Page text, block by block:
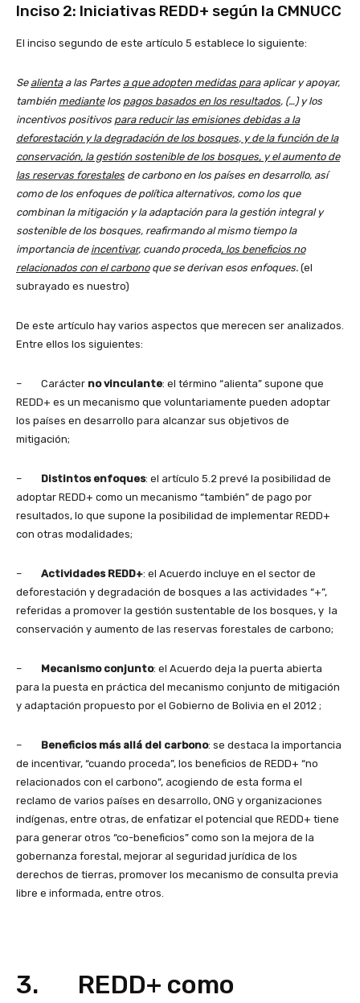
Inciso 2: Iniciativas REDD+ según la CMNUCC
El inciso segundo de este artículo 5 establece lo siguiente:
Se alientaa las Partes a que adopten medidas paraaplicar y apoyar,
también mediantelos pagos basados en los resultados, (…) y los
incentivos positivos para reducir las emisiones debidas a la
deforestación y la degradación de los bosques, y de la función de la
conservación, la gestión sostenible de los bosques, y el aumento de
las reservas forestales de carbono en los países en desarrollo, así
como de los enfoques de política alternativos, como los que
combinan la mitigación y la adaptación para la gestión integral y
sostenible de los bosques, reafirmando al mismo tiempo la
importancia de incentivar, cuando proceda, los beneficios no
relacionados con el carbonoque se derivan esos enfoques. (el
subrayado es nuestro)
De este artículo hay varios aspectos que merecen ser analizados.
Entre ellos los siguientes:
– Carácter no vinculante: el término “alienta” supone que
REDD+ es un mecanismo que voluntariamente pueden adoptar
los países en desarrollo para alcanzar sus objetivos de
mitigación;
– Distintos enfoques: el artículo 5.2 prevé la posibilidad de
adoptar REDD+ como un mecanismo “también” de pago por
resultados, lo que supone la posibilidad de implementar REDD+
con otras modalidades;
– Actividades REDD+: el Acuerdo incluye en el sector de
deforestación y degradación de bosques a las actividades “+”,
referidas a promover la gestión sustentable de los bosques, y la
conservación y aumento de las reservas forestales de carbono;
– Mecanismo conjunto: el Acuerdo deja la puerta abierta
para la puesta en práctica del mecanismo conjunto de mitigación
y adaptación propuesto por el Gobierno de Bolivia en el 2012 ;
– Beneficios más allá del carbono: se destaca la importancia
de incentivar, “cuando proceda”, los beneficios de REDD+ “no
relacionados con el carbono”, acogiendo de esta forma el
reclamo de varios países en desarrollo, ONG y organizaciones
indígenas, entre otras, de enfatizar el potencial que REDD+ tiene
para generar otros “co-beneficios” como son la mejora de la
gobernanza forestal, mejorar al seguridad jurídica de los
derechos de tierras, promover los mecanismo de consulta previa
libre e informada, entre otros.
3. REDD+ como